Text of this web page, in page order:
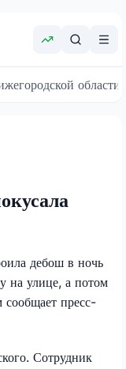
области
дебош в ночь
на улице, а потом
пресс-
Сотрудник